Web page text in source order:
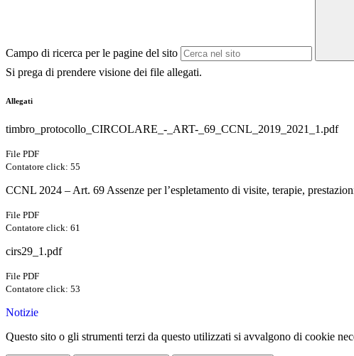
Campo di ricerca per le pagine del sito
Si prega di prendere visione dei file allegati.
Allegati
timbro_protocollo_CIRCOLARE_-_ART-_69_CCNL_2019_2021_1.pdf
File PDF
Contatore click: 55
CCNL 2024 – Art. 69 Assenze per l’espletamento di visite, terapie,
File PDF
Contatore click: 61
cirs29_1.pdf
File PDF
Contatore click: 53
Notizie
Questo sito o gli strumenti terzi da questo utilizzati si avvalgono di cookie